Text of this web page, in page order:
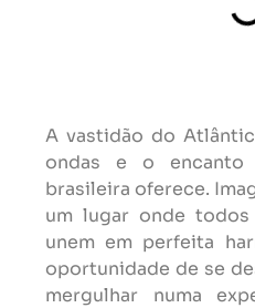
A vastidão do
ondas e o
brasileira oferece.
um lugar onde
unem em perfeita
oportunidade de se
mergulhar numa